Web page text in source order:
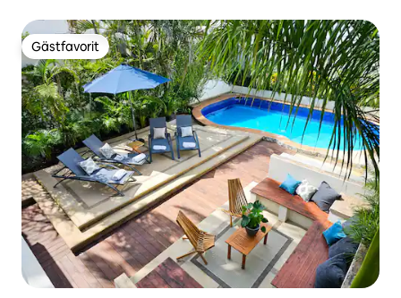
Gästfavorit
Gästfavorit